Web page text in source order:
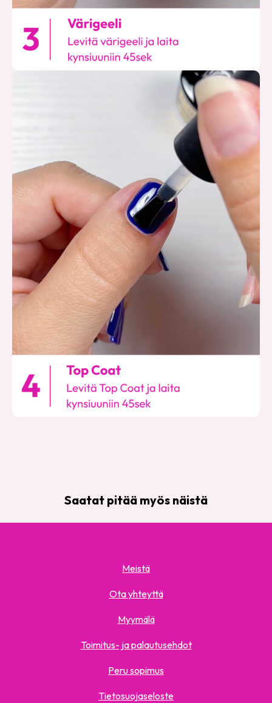
Saatat pitää myös näistä
Meistä
Ota yhteyttä
Myymälä
Toimitus- ja palautusehdot
Peru sopimus
Tietosuojaseloste